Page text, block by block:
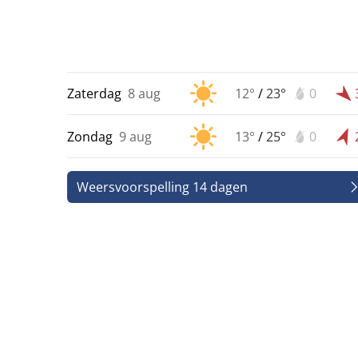
Zaterdag 8 aug 12° /23° 0
Zondag 9 aug 13° /25° 0
Weersvoorspelling 14 dagen